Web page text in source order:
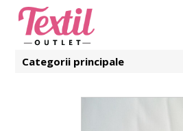
Categorii principale